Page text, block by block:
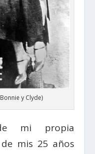
y Clyde)
mi propia
mis 25 años